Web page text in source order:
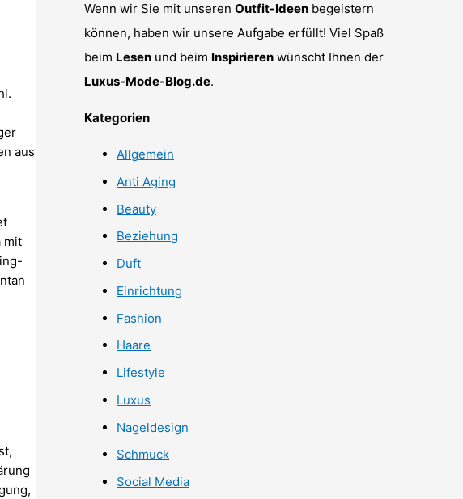
aus
mit
Wenn wir Sie mit unseren Outfit-Ideen begeistern
können, haben wir unsere Aufgabe erfüllt! Viel Spaß
beim Lesen und beim Inspirieren wünscht Ihnen der
Luxus-Mode-Blog.de.
Kategorien
Allgemein
Anti Aging
Beauty
Beziehung
Duft
Einrichtung
Fashion
Haare
Lifestyle
Luxus
Nageldesign
Schmuck
Social Media